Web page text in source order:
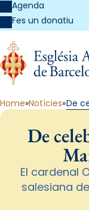
Agenda
Fes un donatiu
Home Notícies De
De
El cardenal
salesiana